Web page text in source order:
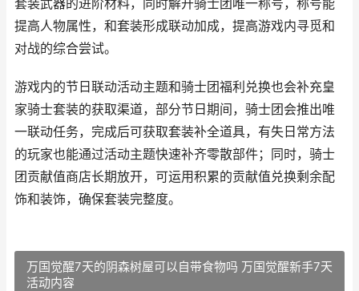
套装武器的进阶材料，同时解开骑士团唯一称号，称号能
提高人物属性，和套装形成联动加成，提高游戏内寻觅和
对战的综合尝试。
游戏内的节日联动活动主题和骑士团福利兑换也会补充皇
家骑士套装的获取渠道，部分节日期间，骑士团会推出唯
一联动任务，完成后可获取套装补全道具，有失日常方法
的玩家也能通过活动主题快速补齐零散部件；同时，骑士
团贡献值商店长期放开，可运用积累的贡献值兑换剩余配
饰和装饰，确保套装完整度。
万国觉醒7天的阴森树屋可以自带食物吗 万国觉醒新手7天
活动内容